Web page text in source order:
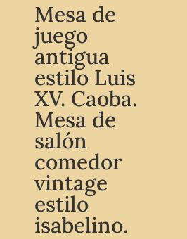
Mesa de
juego
antigua
estilo Luis
XV. Caoba.
Mesa de
salón
comedor
vintage
estilo
isabelino.